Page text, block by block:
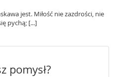
jest. Miłość nie zazdrości, nie
pychą; [...]
pomysł?